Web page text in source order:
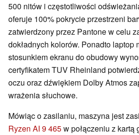
500 nitów i częstotliwości
oferuje 100% pokrycie przestrzeni
zatwierdzony przez Pantone w celu
dokładnych kolorów. Ponadto laptop
stosunkiem ekranu do obudowy
certyfikatem TUV Rheinland
oczu oraz dźwiękiem Dolby Atmos
wrażenia słuchowe.
Mówiąc o zasilaniu, maszyna jest
Ryzen AI 9 465w połączeniu z kartą